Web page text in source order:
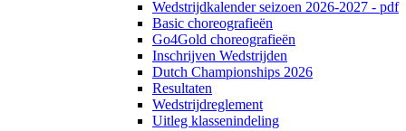
Wedstrijdkalender seizoen 2026-2027 - pdf
Basic choreografieën
Go4Gold choreografieën
Inschrijven Wedstrijden
Dutch Championships 2026
Resultaten
Wedstrijdreglement
Uitleg klassenindeling